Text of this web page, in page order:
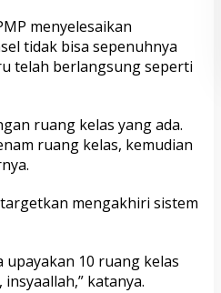
menyelesaikan
tidak bisa sepenuhnya
telah berlangsung seperti
ruang kelas yang ada.
ruang kelas, kemudian
mengakhiri sistem
10 ruang kelas
katanya.